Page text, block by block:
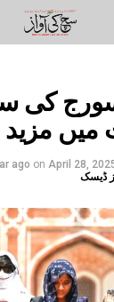
کی
مزید
on April 28,
ڈیسک